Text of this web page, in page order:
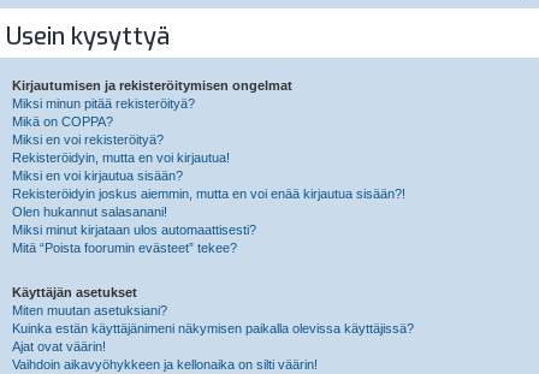
Usein kysyttyä
Kirjautumisen ja rekisteröitymisen ongelmat
Miksi minun pitää rekisteröityä?
Mikä on COPPA?
Miksi en voi rekisteröityä?
Rekisteröidyin, mutta en voi kirjautua!
Miksi en voi kirjautua sisään?
Rekisteröidyin joskus aiemmin, mutta en voi enää kirjautua sisään?!
Olen hukannut salasanani!
Miksi minut kirjataan ulos automaattisesti?
Mitä “Poista foorumin evästeet” tekee?
Käyttäjän asetukset
Miten muutan asetuksiani?
Kuinka estän käyttäjänimeni näkymisen paikalla olevissa käyttäjissä?
Ajat ovat väärin!
Vaihdoin aikavyöhykkeen ja kellonaika on silti väärin!